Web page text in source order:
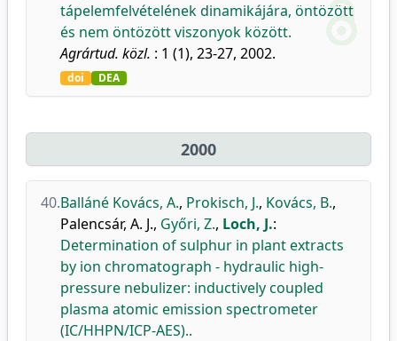
tápelemfelvételének dinamikájára, öntözött
és nem öntözött viszonyok között.
Agrártud. közl. : 1 (1), 23-27, 2002.
doi DEA
2000
40.Balláné Kovács, A., Prokisch, J., Kovács, B.,
Palencsár, A. J., Győri, Z., Loch, J.:
Determination of sulphur in plant extracts
by ion chromatograph - hydraulic high-
pressure nebulizer: inductively coupled
plasma atomic emission spectrometer
(IC/HHPN/ICP-AES)..